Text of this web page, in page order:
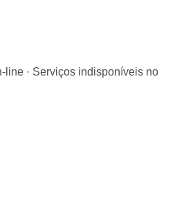
line · Serviços indisponíveis no